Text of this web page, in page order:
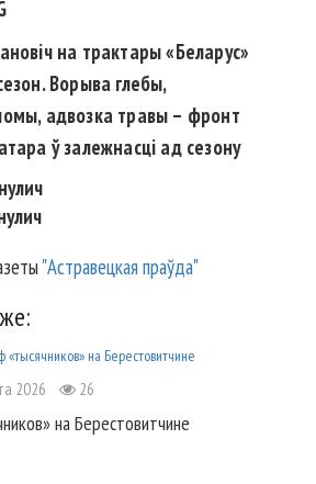
на трактары «Беларус»
Ворыва глебы,
адвозка травы – фронт
ў залежнасці ад сезону
"Астравецкая праўда"
2026 26
на Берестовитчине